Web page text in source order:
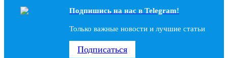
Подпишись на наc в Telegram!
Только важные новости и лучшие статьи
Подписаться